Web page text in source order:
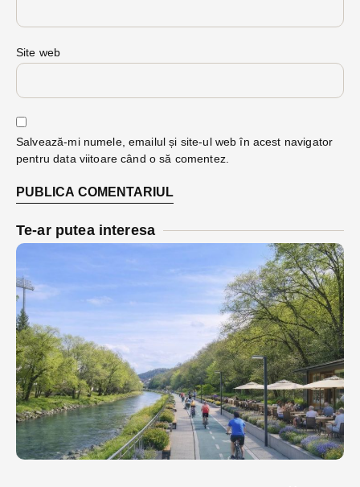
Site web
Salvează-mi numele, emailul și site-ul web în acest navigator
pentru data viitoare când o să comentez.
Te-ar putea interesa